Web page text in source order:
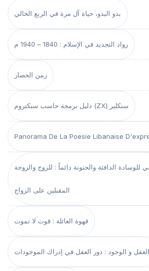
بدو البدو، حياة آل مرة في الربع الخالي
رواد التجديد في الإسلام : 1840 – 1940 م
زمن الحصار
دليل برمجة حاسب سبكتروم (ZX) سنكلير
Panorama De La Poesie Libanaise
للوسادة الدافئة والحنونة دائماً : للزوج والزوجة
المقبلين على الزواج
قهوة العائلة : قوت لا تموت
العقل و الوجود : دور العقل في إدراك الموجودات